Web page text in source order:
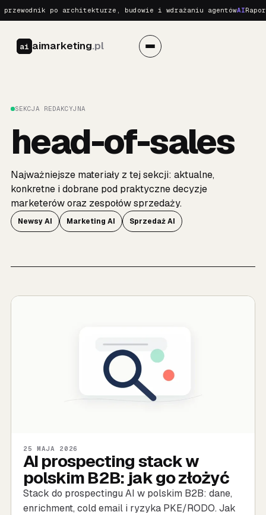
po architekturze, budowie i wdrażaniu agentówAI
ai aimarketing.pl
SEKCJA REDAKCYJNA
head-of-sales
Najważniejsze materiały z tej sekcji: aktualne,
konkretne i dobrane pod praktyczne decyzje
marketerów oraz zespołów sprzedaży.
Newsy AI Marketing AI Sprzedaż AI
AI prospecting stack w
polskim B2B: jak go złożyć
25 MAJA 2026
Stack do prospectingu AI w polskim B2B: dane,
enrichment, cold email i ryzyka PKE/RODO. Jak